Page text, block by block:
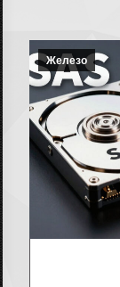
Железо